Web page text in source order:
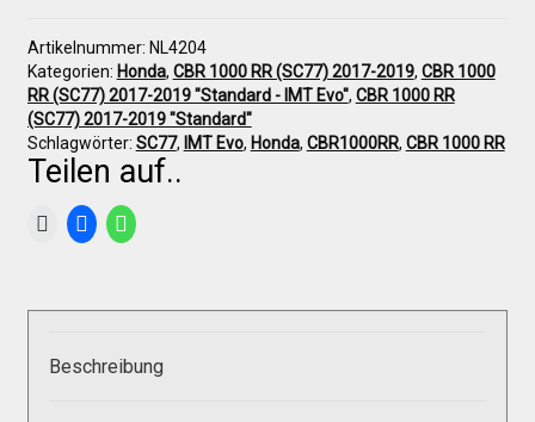
Händlerkonditionen
Marken
Sitzpolster und erhöhte Sitzpolster
Frontverkleidung
unten
"IMT
Evo"
Menge
Artikelnummer: NL4204
Kategorien: Honda, CBR 1000 RR (SC77) 2017-2019, CBR 1000
RR (SC77) 2017-2019 "Standard - IMT Evo", CBR 1000 RR
(SC77) 2017-2019 "Standard"
Schlagwörter: SC77, IMT Evo, Honda, CBR1000RR, CBR 1000 RR
Teilen auf..
Beschreibung